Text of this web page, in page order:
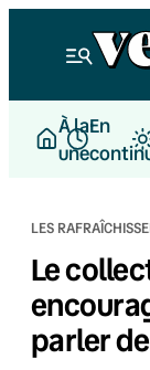
À la
une
En
LES
Le
parler